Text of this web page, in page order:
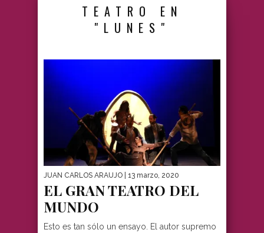
TEATRO EN
"LUNES"
JUAN CARLOS ARAUJO | 13 marzo, 2020
EL GRAN TEATRO DEL
MUNDO
Esto es tan sólo un ensayo. El autor supremo